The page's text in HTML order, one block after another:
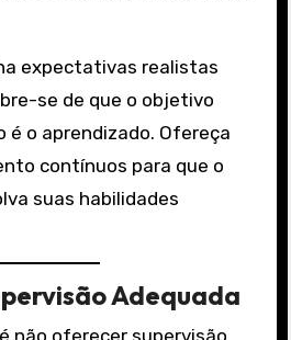
expectativas realistas
se de que o objetivo
é o aprendizado. Ofereça
contínuos para que o
suas habilidades
Adequada